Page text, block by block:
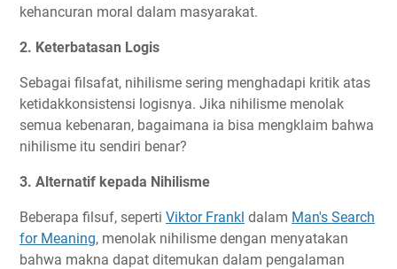
kehancuran moral dalam masyarakat.
2. Keterbatasan Logis
Sebagai filsafat, nihilisme sering menghadapi kritik atas
ketidakkonsistensi logisnya. Jika nihilisme menolak
semua kebenaran, bagaimana ia bisa mengklaim bahwa
nihilisme itu sendiri benar?
3. Alternatif kepada Nihilisme
Beberapa filsuf, seperti Viktor Frankl dalam Man's Search
for Meaning, menolak nihilisme dengan menyatakan
bahwa makna dapat ditemukan dalam pengalaman